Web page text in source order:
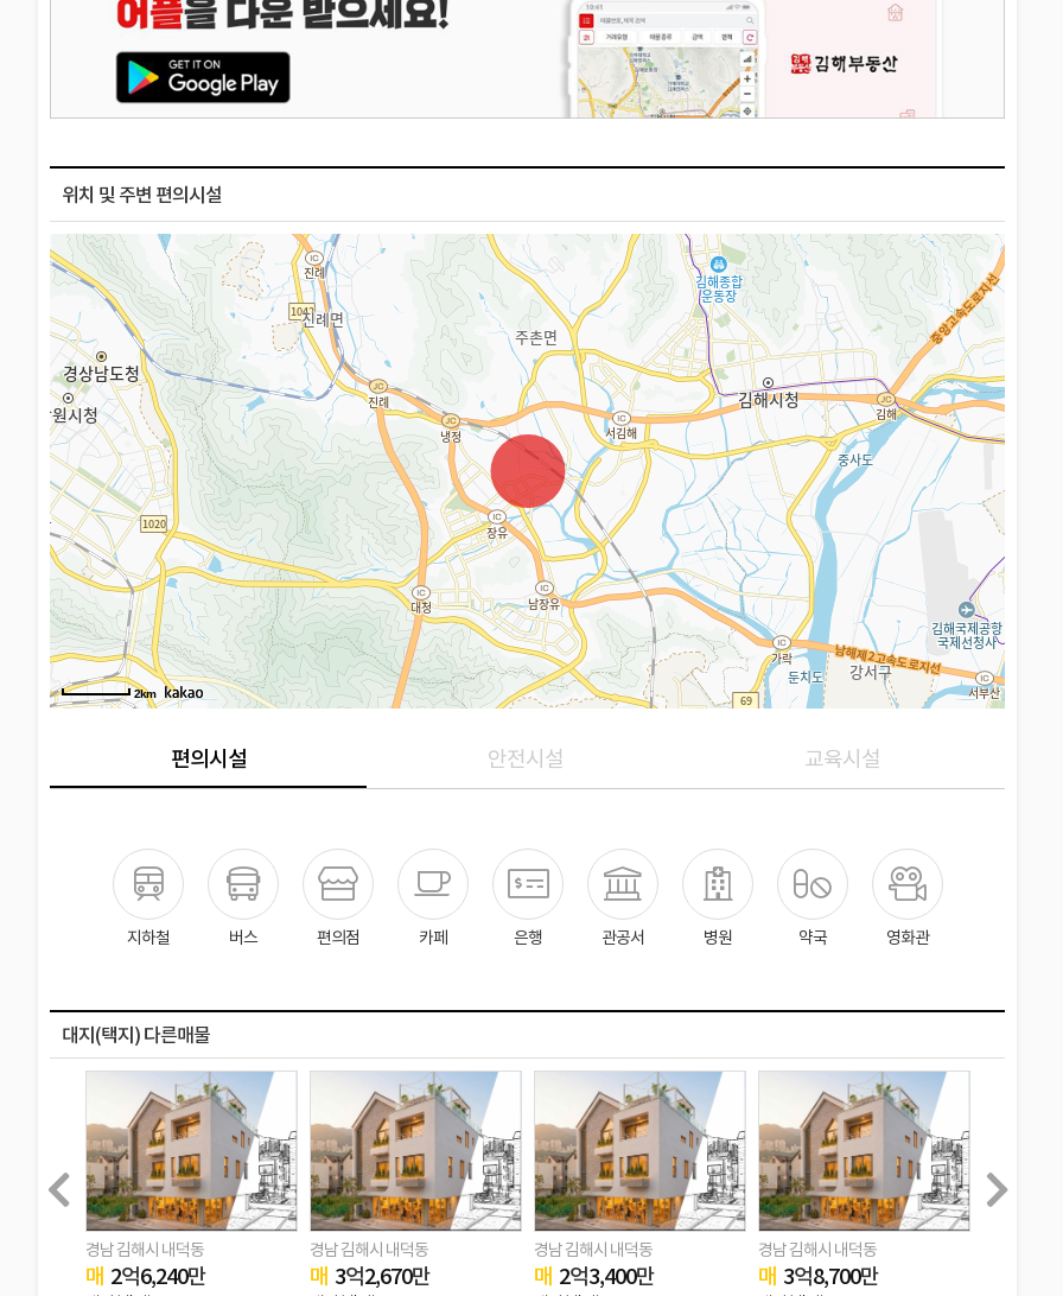
위치 및 주변 편의시설
2km
편의시설 안전시설 교육시설
지하철 버스 편의점 카페 은행 관공서 병원 약국 영화관
대지(택지) 다른매물
경남 김해시 내덕동
매 2억6,240만
경남 김해시 내덕동
매 3억2,670만
경남 김해시 내덕동
매 2억3,400만
경남 김해시 내덕동
매 3억8,700만